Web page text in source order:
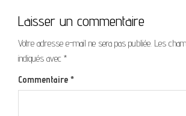
Laisser un commentaire
Votre adresse e-mail ne sera pas publiée. Les
indiqués avec *
Commentaire *